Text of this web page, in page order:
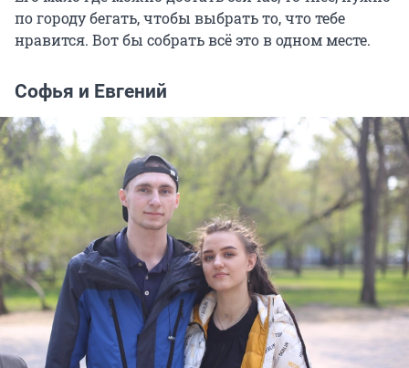
по городу бегать, чтобы выбрать то, что тебе
нравится. Вот бы собрать всё это в одном месте.
Софья и Евгений